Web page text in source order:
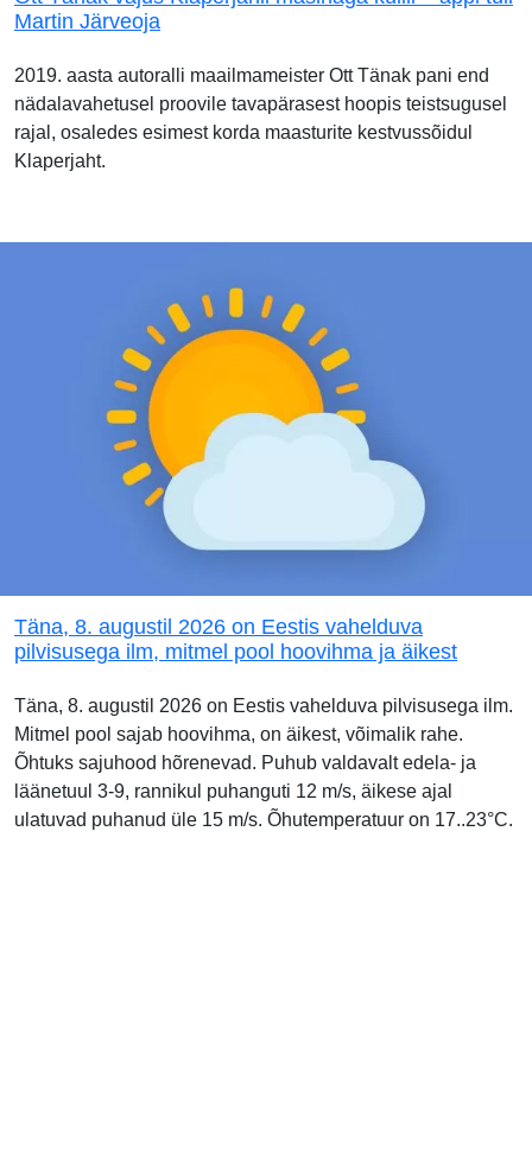
Martin Järveoja
2019. aasta autoralli maailmameister Ott Tänak pani end
nädalavahetusel proovile tavapärasest hoopis teistsugusel
rajal, osaledes esimest korda maasturite kestvussõidul
Klaperjaht.
Täna, 8. augustil 2026 on Eestis vahelduva
pilvisusega ilm, mitmel pool hoovihma ja äikest
Täna, 8. augustil 2026 on Eestis vahelduva pilvisusega ilm.
Mitmel pool sajab hoovihma, on äikest, võimalik rahe.
Õhtuks sajuhood hõrenevad. Puhub valdavalt edela- ja
läänetuul 3-9, rannikul puhanguti 12 m/s, äikese ajal
ulatuvad puhanud üle 15 m/s. Õhutemperatuur on 17..23°C.